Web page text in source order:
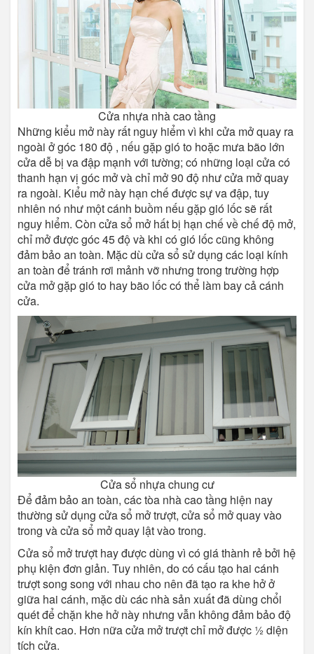
Cửa nhựa nhà cao tầng
Những kiểu mở này rất nguy hiểm vì khi cửa mở quay ra
ngoài ở góc 180 độ , nếu gặp gió to hoặc mưa bão lớn
cửa dễ bị va đập mạnh với tường; có những loại cửa có
thanh hạn vị góc mở và chỉ mở 90 độ như cửa mở quay
ra ngoài. Kiểu mở này hạn chế được sự va đập, tuy
nhiên nó như một cánh buồm nếu gặp gió lốc sẽ rất
nguy hiểm. Còn cửa sổ mở hất bị hạn chế về chế độ mở,
chỉ mở được góc 45 độ và khi có gió lốc cũng không
đảm bảo an toàn. Mặc dù cửa sổ sử dụng các loại kính
an toàn để tránh rơi mảnh vỡ nhưng trong trường hợp
cửa mở gặp gió to hay bão lốc có thể làm bay cả cánh
cửa.
Cửa sổ nhựa chung cư
Để đảm bảo an toàn, các tòa nhà cao tầng hiện nay
thường sử dụng cửa sổ mở trượt, cửa sổ mở quay vào
trong và cửa sổ mở quay lật vào trong.
Cửa sổ mở trượt hay được dùng vì có giá thành rẻ bởi hệ
phụ kiện đơn giản. Tuy nhiên, do có cấu tạo hai cánh
trượt song song với nhau cho nên đã tạo ra khe hở ở
giữa hai cánh, mặc dù các nhà sản xuất đã dùng chổi
quét để chặn khe hở này nhưng vẫn không đảm bảo độ
kín khít cao. Hơn nữa cửa mở trượt chỉ mở được ½ diện
tích cửa.